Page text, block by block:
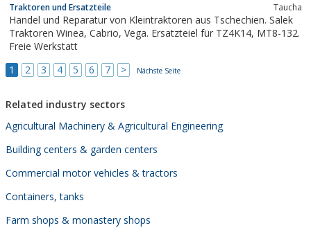
Traktoren und Ersatzteile Taucha
Handel und Reparatur von Kleintraktoren aus Tschechien. Salek
Traktoren Winea, Cabrio, Vega. Ersatzteiel für TZ4K14, MT8-132.
Freie Werkstatt
1
2 3 4 5 6 7 > Nächste Seite
Related industry sectors
Agricultural Machinery & Agricultural Engineering
Building centers & garden centers
Commercial motor vehicles & tractors
Containers, tanks
Farm shops & monastery shops